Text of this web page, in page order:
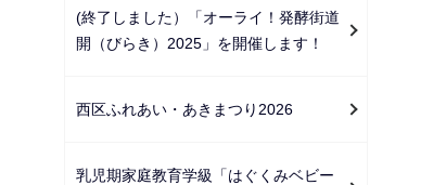
(終了しました）「オーライ！発酵街道
開（びらき）2025」を開催します！
西区ふれあい・あきまつり2026
乳児期家庭教育学級「はぐくみベビー